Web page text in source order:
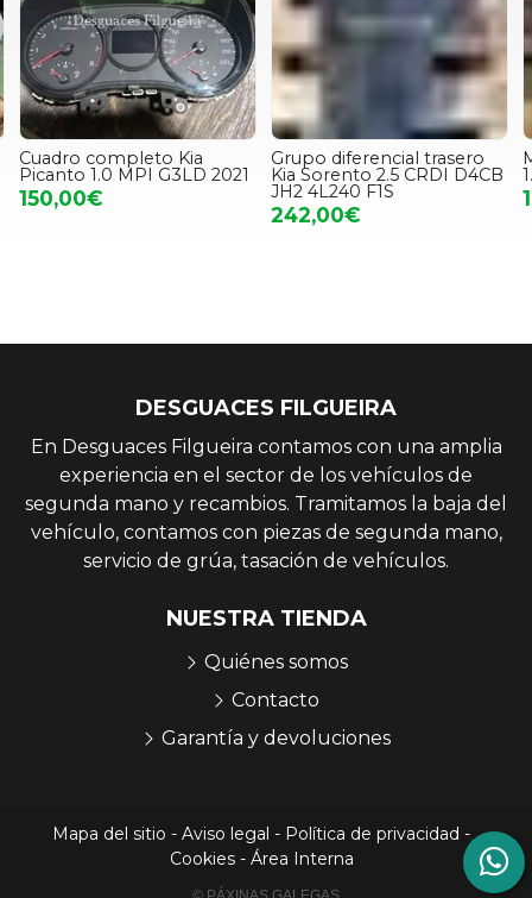
Cuadro completo Kia
Picanto 1.0 MPI G3LD 2021
150,00€
Grupo diferencial trasero
Kia Sorento 2.5 CRDI D4CB
JH2 4L240 F1S
242,00€
DESGUACES FILGUEIRA
En Desguaces Filgueira contamos con una amplia
experiencia en el sector de los vehículos de
segunda mano y recambios. Tramitamos la baja del
vehículo, contamos con piezas de segunda mano,
servicio de grúa, tasación de vehículos.
NUESTRA TIENDA
Quiénes somos
Contacto
Garantía y devoluciones
Mapa del sitio - Aviso legal - Política de privacidad -
Cookies- Área Interna